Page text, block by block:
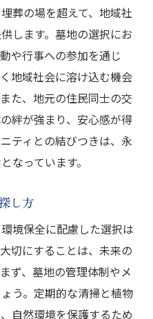
葬の場を超えて、地域社
します。墓地の選択にお
や行事への参加を通じ
地域社会に溶け込む機会
た、地元の住民同士の交
絆が強まり、安心感が得
ティとの結びつきは、永
なっています。
し方
境保全に配慮した選択は
切にすることは、未来の
ず、墓地の管理体制やメ
う。定期的な清掃と植物
自然環境を保護するため